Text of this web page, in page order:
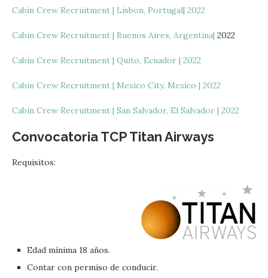
Cabin Crew Recruitment | Lisbon, Portugal| 2022
Cabin Crew Recruitment | Buenos Aires, Argentina| 2022
Cabin Crew Recruitment | Quito, Ecuador | 2022
Cabin Crew Recruitment | Mexico City, Mexico | 2022
Cabin Crew Recruitment | San Salvador, El Salvador | 2022
Convocatoria TCP Titan Airways
Requisitos:
Edad mínima 18 años.
Contar con permiso de conducir.